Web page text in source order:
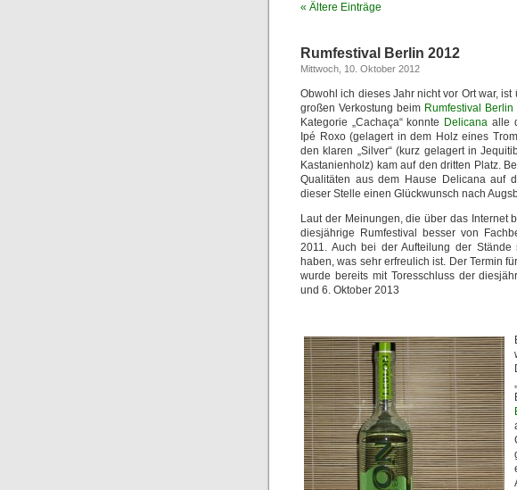
« Ältere Einträge
Rumfestival Berlin 2012
Mittwoch, 10. Oktober 2012
Obwohl ich dieses Jahr nicht vor Ort war,
großen Verkostung beim Rumfestival Berlin
Kategorie „Cachaça“ konnte Delicana alle
Ipé Roxo (gelagert in dem Holz eines
den klaren „Silver“ (kurz gelagert in
Kastanienholz) kam auf den dritten Platz.
Qualitäten aus dem Hause Delicana auf
dieser Stelle einen Glückwunsch nach
Laut der Meinungen, die über das Internet
diesjährige Rumfestival besser von
2011. Auch bei der Aufteilung der
haben, was sehr erfreulich ist. Der Termin
wurde bereits mit Toresschluss der
und 6. Oktober 2013